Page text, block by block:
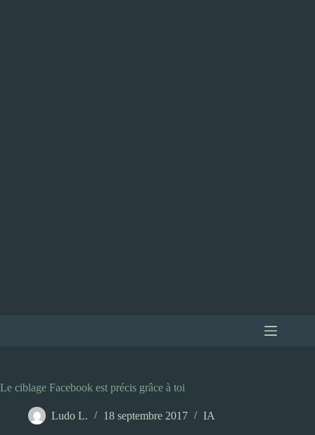
Le ciblage Facebook est précis grâce à toi
Ludo L. 18 septembre 2017 IA